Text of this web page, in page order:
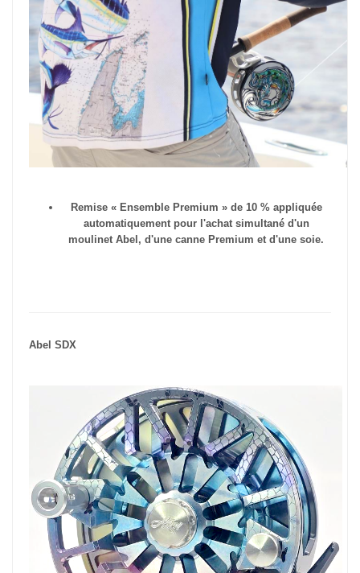
Remise « Ensemble Premium » de 10 % appliquée
automatiquement pour l'achat simultané d'un
moulinet Abel, d'une canne Premium et d'une soie.
Abel SDX